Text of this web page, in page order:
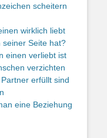
scheitern
wirklich liebt
Seite hat?
einen verliebt ist
verzichten
erfüllt sind
eine Beziehung